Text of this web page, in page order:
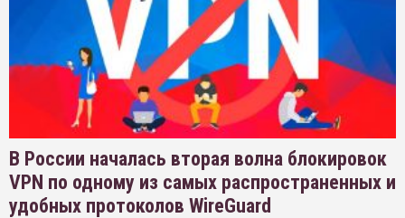
В России началась вторая волна блокировок
VPN по одному из самых распространенных и
удобных протоколов WireGuard